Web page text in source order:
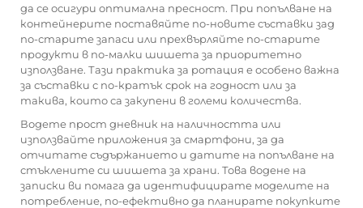
да се осигури оптимална пресност. При попълване на
контейнерите поставяйте по-новите съставки зад
по-старите запаси или прехвърляйте по-старите
продукти в по-малки шишета за приоритетно
използване. Тази практика за ротация е особено важна
за съставки с по-кратък срок на годност или за
такива, които са закупени в големи количества.
Водете прост дневник на наличността или
използвайте приложения за смартфони, за да
отчитате съдържанието и датите на попълване на
стъклените си шишета за храни. Това водене на
записки ви помага да идентифицирате моделите на
потребление, по-ефективно да планирате покупките